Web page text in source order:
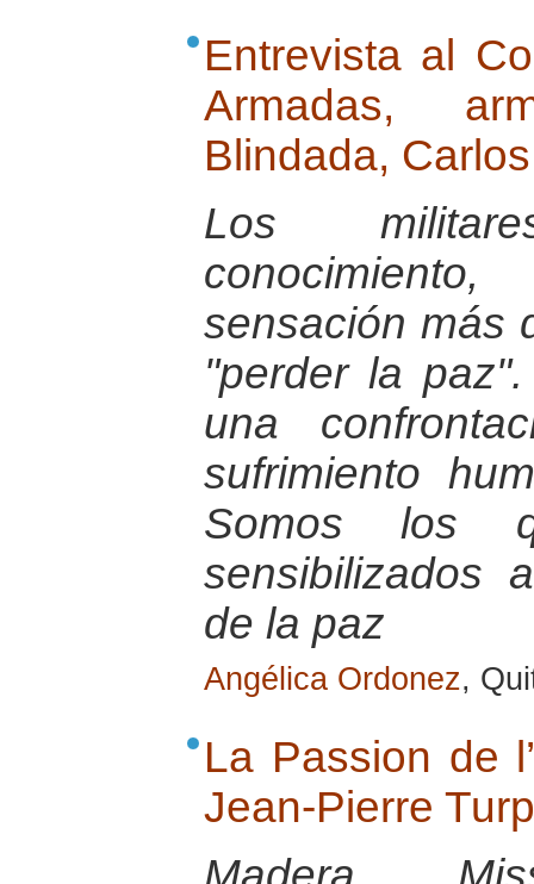
Entrevista al
Armadas,
Blindada,
Los
sensación más
"perder la
una
sufrimiento
Somos los
sensibilizados
de la paz
Angélica Ordonez,
La Passion de
Jean-Pierre